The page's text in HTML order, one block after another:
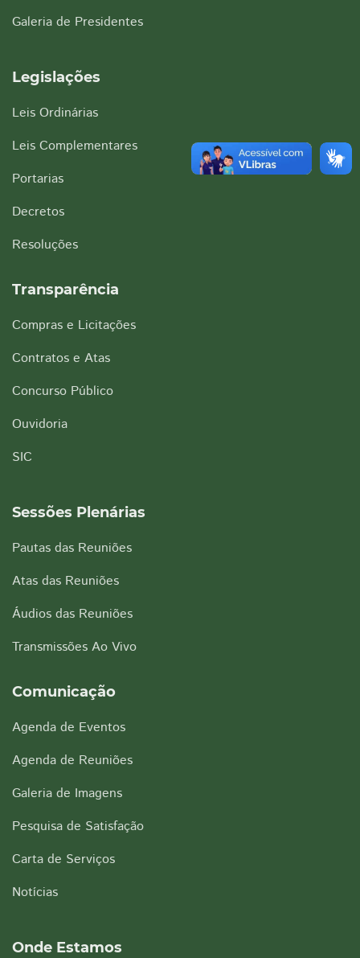
Galeria de Presidentes
Legislações
Leis Ordinárias
Leis Complementares
Portarias
Decretos
Resoluções
Transparência
Compras e Licitações
Contratos e Atas
Concurso Público
Ouvidoria
SIC
Sessões Plenárias
Pautas das Reuniões
Atas das Reuniões
Áudios das Reuniões
Transmissões Ao Vivo
Comunicação
Agenda de Eventos
Agenda de Reuniões
Galeria de Imagens
Pesquisa de Satisfação
Carta de Serviços
Notícias
Onde Estamos